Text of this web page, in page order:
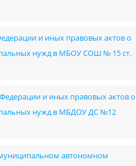
и иных правовых актов о
нужд в МБОУ СОШ № 15 ст.
и иных правовых актов о
нужд в МБДОУ ДС №12
муниципальном автономном